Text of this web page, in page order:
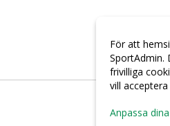
För att
SportAdmin.
frivilliga
vill acceptera
Anpassa